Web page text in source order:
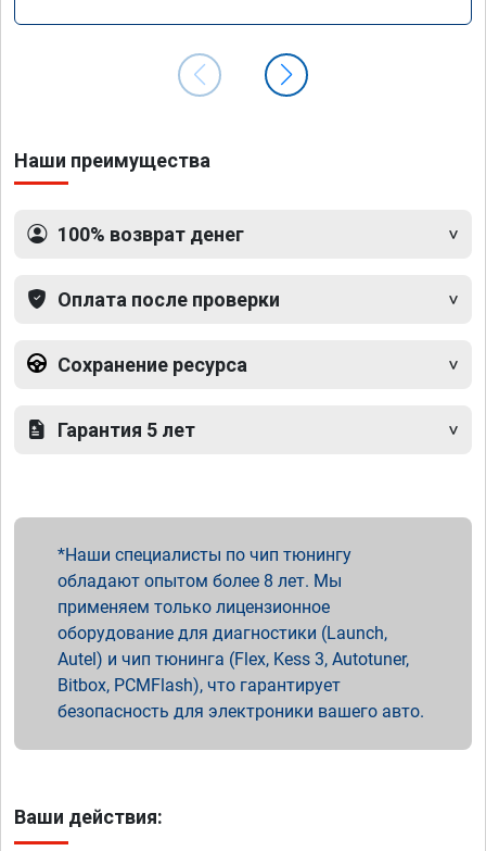
Наши преимущества
100% возврат денег
Оплата после проверки
Сохранение ресурса
Гарантия 5 лет
Наши специалисты по чип тюнингу
обладают опытом более 8 лет. Мы
применяем только лицензионное
оборудование для диагностики (Launch,
Autel) и чип тюнинга (Flex, Kess 3, Autotuner,
Bitbox, PCMFlash), что гарантирует
безопасность для электроники вашего авто.
Ваши действия: